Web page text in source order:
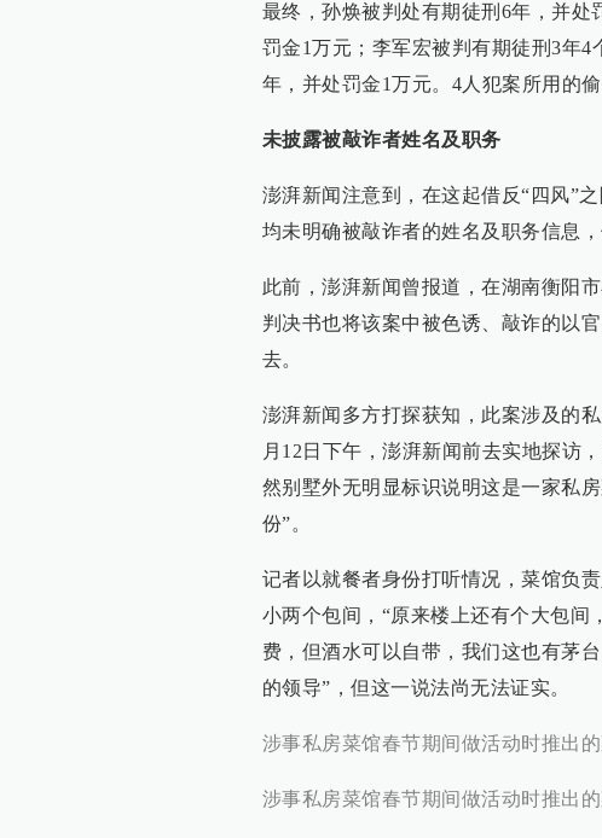
最终，孙焕被判处有期徒刑6年，并处
罚金1万元；李军宏被判有期徒刑3年
年，并处罚金1万元。4人犯案所用的
未披露被敲诈者姓名及职务
澎湃新闻注意到，在这起借反“四风”
均未明确被敲诈者的姓名及职务信息
此前，澎湃新闻曾报道，在湖南衡阳
判决书也将该案中被色诱、敲诈的以
去。
澎湃新闻多方打探获知，此案涉及的
月12日下午，澎湃新闻前去实地探访
然别墅外无明显标识说明这是一家私
份”。
记者以就餐者身份打听情况，菜馆负
小两个包间，“原来楼上还有个大包间
费，但酒水可以自带，我们这也有茅
的领导”，但这一说法尚无法证实。
涉事私房菜馆春节期间做活动时推出
涉事私房菜馆春节期间做活动时推出